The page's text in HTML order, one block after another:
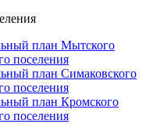
план Мытского
поселения
план Симаковского
поселения
план Кромского
поселения